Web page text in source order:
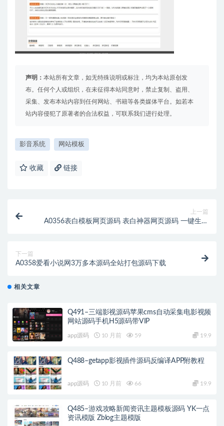
声明： 本站所有文章，如无特殊说明或标注，均为本站原创发
布。任何个人或组织，在未征得本站同意时，禁止复制、盗用、
采集、发布本站内容到任何网站、书籍等各类媒体平台。如若本
站内容侵犯了原著者的合法权益，可联系我们进行处理。
影音系统 网站模板
收藏 链接
上一篇
A0356表白模板网页源码 表白神器网页源码 一键生成
下一篇
A0358爱看小说网3万多本源码全站打包源码下载
相关文章
Q491–三端影视源码苹果cms自动采集电影视频
网站源码手机H5源码带VIP
app源码 10 月前 59 19.9
Q488–getapp影视插件源码反编译APP附教程
app源码 10 月前 66 19.9
Q485–游戏攻略新闻资讯主题模板源码 YK一点
资讯模版 Zblog主题模版